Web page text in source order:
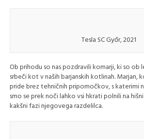
Tesla SC Győr, 2021
Ob prihodu so nas pozdravili komarji, ki so ob
srbeči kot v naših barjanskih kotlinah. Marjan,
pride brez tehničnih pripomočkov, s katerimi
smo se prek noči lahko vsi hkrati polnili na
kakšni fazi njegovega razdelilca.